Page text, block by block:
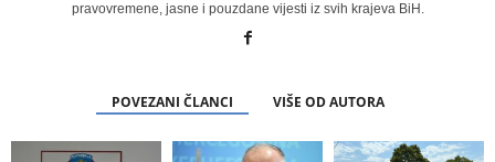
pravovremene, jasne i pouzdane vijesti iz svih krajeva BiH.
POVEZANI ČLANCI VIŠE OD AUTORA